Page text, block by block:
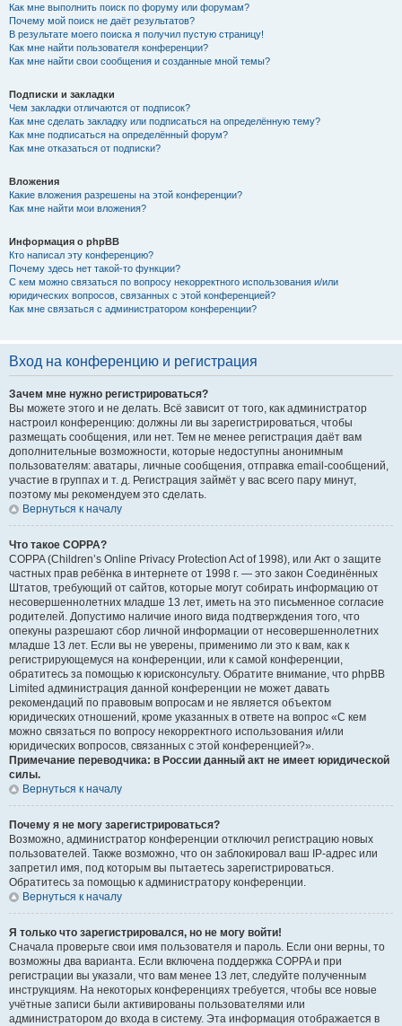
Как мне выполнить поиск по форуму или форумам?
Почему мой поиск не даёт результатов?
В результате моего поиска я получил пустую страницу!
Как мне найти пользователя конференции?
Как мне найти свои сообщения и созданные мной темы?
Подписки и закладки
Чем закладки отличаются от подписок?
Как мне сделать закладку или подписаться на определённую тему?
Как мне подписаться на определённый форум?
Как мне отказаться от подписки?
Вложения
Какие вложения разрешены на этой конференции?
Как мне найти мои вложения?
Информация о phpBB
Кто написал эту конференцию?
Почему здесь нет такой-то функции?
С кем можно связаться по вопросу некорректного использования и/или
юридических вопросов, связанных с этой конференцией?
Как мне связаться с администратором конференции?
Вход на конференцию и регистрация
Зачем мне нужно регистрироваться?
Вы можете этого и не делать. Всё зависит от того, как администратор
настроил конференцию: должны ли вы зарегистрироваться, чтобы
размещать сообщения, или нет. Тем не менее регистрация даёт вам
дополнительные возможности, которые недоступны анонимным
пользователям: аватары, личные сообщения, отправка email-сообщений,
участие в группах и т. д. Регистрация займёт у вас всего пару минут,
поэтому мы рекомендуем это сделать.
Вернуться к началу
Что такое COPPA?
COPPA (Children’s Online Privacy Protection Act of 1998), или Акт о защите
частных прав ребёнка в интернете от 1998 г. — это закон Соединённых
Штатов, требующий от сайтов, которые могут собирать информацию от
несовершеннолетних младше 13 лет, иметь на это письменное согласие
родителей. Допустимо наличие иного вида подтверждения того, что
опекуны разрешают сбор личной информации от несовершеннолетних
младше 13 лет. Если вы не уверены, применимо ли это к вам, как к
регистрирующемуся на конференции, или к самой конференции,
обратитесь за помощью к юрисконсульту. Обратите внимание, что phpBB
Limited администрация данной конференции не может давать
рекомендаций по правовым вопросам и не является объектом
юридических отношений, кроме указанных в ответе на вопрос «С кем
можно связаться по вопросу некорректного использования и/или
юридических вопросов, связанных с этой конференцией?».
Примечание переводчика: в России данный акт не имеет юридической
силы.
Вернуться к началу
Почему я не могу зарегистрироваться?
Возможно, администратор конференции отключил регистрацию новых
пользователей. Также возможно, что он заблокировал ваш IP-адрес или
запретил имя, под которым вы пытаетесь зарегистрироваться.
Обратитесь за помощью к администратору конференции.
Вернуться к началу
Я только что зарегистрировался, но не могу войти!
Сначала проверьте свои имя пользователя и пароль. Если они верны, то
возможны два варианта. Если включена поддержка COPPA и при
регистрации вы указали, что вам менее 13 лет, следуйте полученным
инструкциям. На некоторых конференциях требуется, чтобы все новые
учётные записи были активированы пользователями или
администратором до входа в систему. Эта информация отображается в